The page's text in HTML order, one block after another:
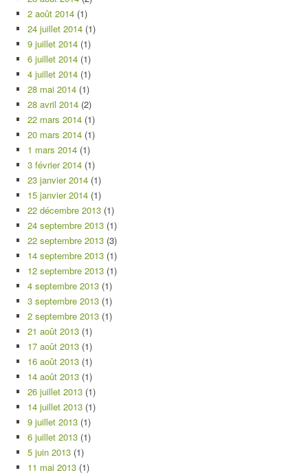
2 août 2014 (1)
24 juillet 2014 (1)
9 juillet 2014 (1)
6 juillet 2014 (1)
4 juillet 2014 (1)
28 mai 2014 (1)
28 avril 2014 (2)
22 mars 2014 (1)
20 mars 2014 (1)
1 mars 2014 (1)
3 février 2014 (1)
23 janvier 2014 (1)
15 janvier 2014 (1)
22 décembre 2013 (1)
24 septembre 2013 (1)
22 septembre 2013 (3)
14 septembre 2013 (1)
12 septembre 2013 (1)
4 septembre 2013 (1)
3 septembre 2013 (1)
2 septembre 2013 (1)
21 août 2013 (1)
17 août 2013 (1)
16 août 2013 (1)
14 août 2013 (1)
26 juillet 2013 (1)
14 juillet 2013 (1)
9 juillet 2013 (1)
6 juillet 2013 (1)
5 juin 2013 (1)
11 mai 2013 (1)